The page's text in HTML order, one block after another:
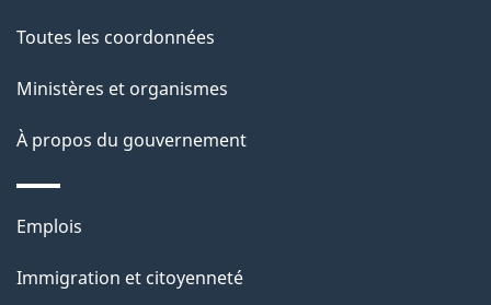
p
a
g
e
Toutes les coordonnées
Ministères et organismes
À propos du gouvernement
Thèmes
sujets
Emplois
Immigration et citoyenneté